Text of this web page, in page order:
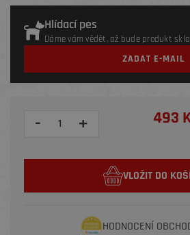
Hlídací pes
Dáme vám vědět, až bude produkt
ZADAT E-MAIL
- + 493
VLOŽIT DO
HODNOCENÍ